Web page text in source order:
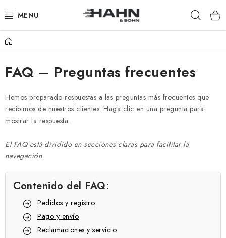
en
PRODUCTOS
ACERCA DE NOSOTROS
¿POR QUÉ HAHN & SOHN?
PARA COMERCIANTES
NUESTROS DISTRIBUIDORES
APLICACIÓN
CATÁLOGO
REFERENCIAS
Inicio
FAQ – Preguntas frecuentes
Hemos preparado respuestas a las preguntas más frecuentes que
recibimos de nuestros clientes. Haga clic en una pregunta para
mostrar la respuesta.
El FAQ está dividido en secciones claras para facilitar la
navegación.
Contenido del FAQ:
Pedidos y registro
Pago y envío
Reclamaciones y servicio